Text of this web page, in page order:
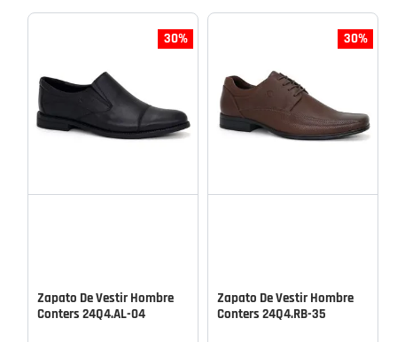
30%
Zapato De Vestir Hombre
Conters 24Q4.AL-04
30%
Zapato De Vestir Hombre
Conters 24Q4.RB-35